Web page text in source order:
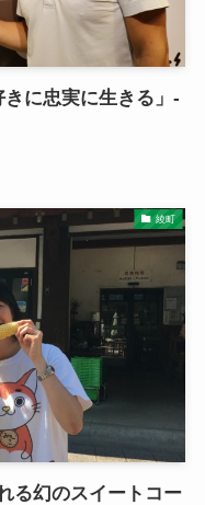
に忠実に生きる」-
綾町
る幻のスイートコー